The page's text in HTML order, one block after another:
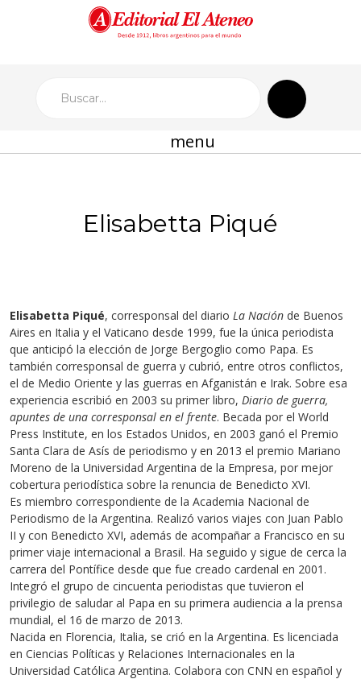
menu
Elisabetta Piqué
Elisabetta Piqué, corresponsal del diario La Nación de Buenos
Aires en Italia y el Vaticano desde 1999, fue la única periodista
que anticipó la elección de Jorge Bergoglio como Papa. Es
también corresponsal de guerra y cubrió, entre otros conflictos,
el de Medio Oriente y las guerras en Afganistán e Irak. Sobre esa
experiencia escribió en 2003 su primer libro, Diario de guerra,
apuntes de una corresponsal en el frente. Becada por el World
Press Institute, en los Estados Unidos, en 2003 ganó el Premio
Santa Clara de Asís de periodismo y en 2013 el premio Mariano
Moreno de la Universidad Argentina de la Empresa, por mejor
cobertura periodística sobre la renuncia de Benedicto XVI.
Es miembro correspondiente de la Academia Nacional de
Periodismo de la Argentina. Realizó varios viajes con Juan Pablo
II y con Benedicto XVI, además de acompañar a Francisco en su
primer viaje internacional a Brasil. Ha seguido y sigue de cerca la
carrera del Pontífice desde que fue creado cardenal en 2001.
Integró el grupo de cincuenta periodistas que tuvieron el
privilegio de saludar al Papa en su primera audiencia a la prensa
mundial, el 16 de marzo de 2013.
Nacida en Florencia, Italia, se crió en la Argentina. Es licenciada
en Ciencias Políticas y Relaciones Internacionales en la
Universidad Católica Argentina. Colabora con CNN en español y